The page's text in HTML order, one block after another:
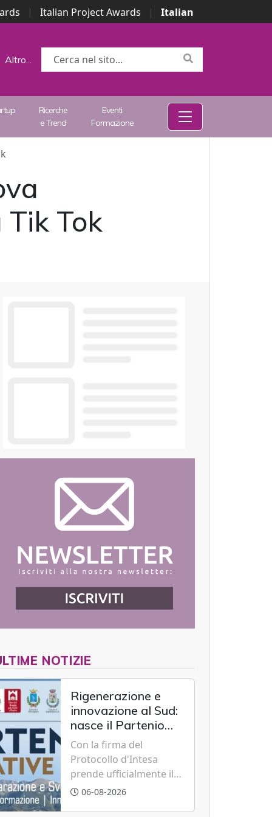
| Italian Project Awards |
Italian
Altro...
Ricerche
e Trend
Eventi
Formazione
Tok
NOTIZIE
Rigenerazione e
innovazione al Sud:
nasce il Partenio
Creative Hub per il
rilancio del
territorio
Con la firma del
Protocollo d'Intesa
prende ufficialmente il
via il recupero dell'ex
06-08-2026